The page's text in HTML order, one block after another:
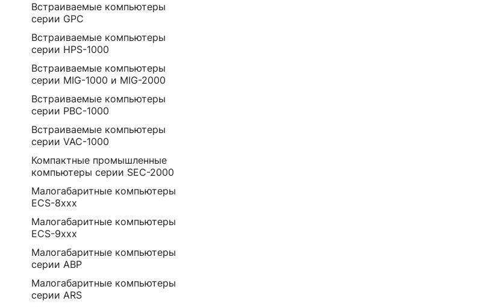
Встраиваемые компьютеры
серии GPC
Встраиваемые компьютеры
серии HPS-1000
Встраиваемые компьютеры
серии MIG-1000 и MIG-2000
Встраиваемые компьютеры
серии PBC-1000
Встраиваемые компьютеры
серии VAC-1000
Компактные промышленные
компьютеры серии SEC-2000
Малогабаритные компьютеры
ECS-8ххх
Малогабаритные компьютеры
ECS-9ххх
Малогабаритные компьютеры
серии ABP
Малогабаритные компьютеры
серии ARS